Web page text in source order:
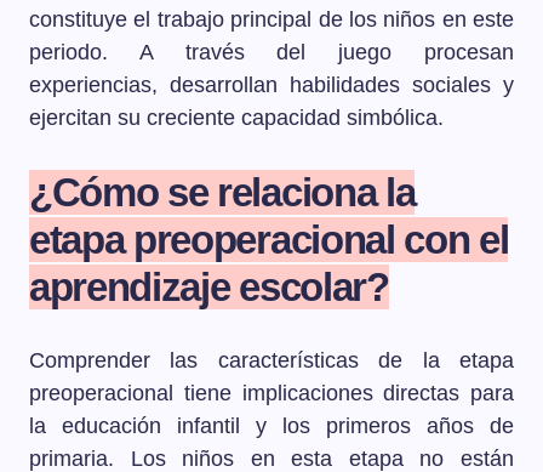
constituye el trabajo principal de los niños en este
periodo. A través del juego procesan
experiencias, desarrollan habilidades sociales y
ejercitan su creciente capacidad simbólica.
¿Cómo se relaciona la
etapa preoperacional con el
aprendizaje escolar?
Comprender las características de la etapa
preoperacional tiene implicaciones directas para
la educación infantil y los primeros años de
primaria. Los niños en esta etapa no están